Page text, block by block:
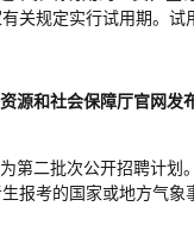
关规定实行试用期。试
源和社会保障厅官网
第二批次公开招聘计
报考的国家或地方气象